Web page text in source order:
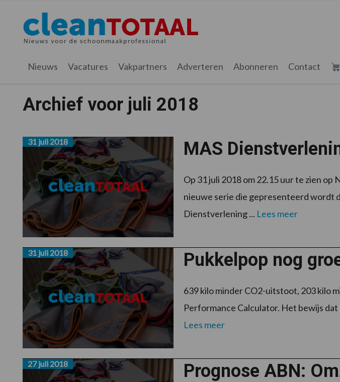
hoofdnavigatie
hoofd
inhoud
voettekst
Cleantotaal.nl
Het
laatste
voor
professionele
Nieuws Vacatures Vakpartners Adverteren Abonneren Contact
Archief voor juli 2018
MAS
31 juli 2018
Op 31 juli 2018 om 22.15 uur te zien
nieuwe serie die gepresenteerd wordt
Dienstverlening ... Lees meer
Pukkelpop nog
31 juli 2018
639 kilo minder CO2-uitstoot, 203 kilo
Performance Calculator. Het bewijs
Lees meer
Prognose ABN:
27 juli 2018